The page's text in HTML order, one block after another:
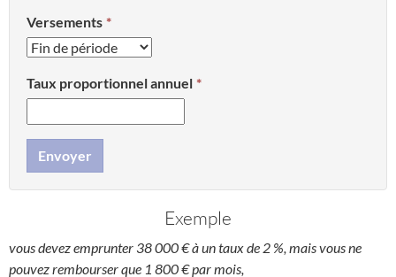
Versements
Taux proportionnel annuel
Envoyer
Exemple
vous devez emprunter 38 000 € à un taux de 2 %, mais vous ne
pouvez rembourser que 1 800 € par mois,